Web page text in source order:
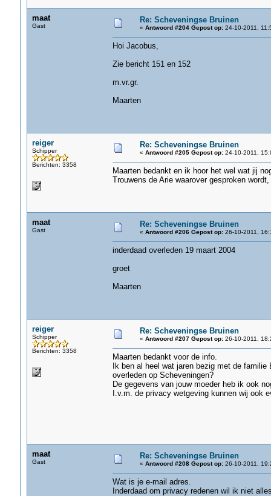
maat
Gast
Re: Scheveningse Bruinen
« Antwoord #204 Gepost op:24-10-2011,
Hoi Jacobus,
Zie bericht 151 en 152
m.vr.gr.
Maarten
reiger
Schipper
Berichten: 3358
Re: Scheveningse Bruinen
« Antwoord #205 Gepost op:24-10-2011,
Maarten bedankt en ik hoor het wel wat jij
Trouwens de Arie waarover gesproken
maat
Gast
Re: Scheveningse Bruinen
« Antwoord #206 Gepost op:26-10-2011,
inderdaad overleden 19 maart 2004
groet
Maarten
reiger
Schipper
Berichten: 3358
Re: Scheveningse Bruinen
« Antwoord #207 Gepost op:26-10-2011,
Maarten bedankt voor de info.
Ik ben al heel wat jaren bezig met de
overleden op Scheveningen?
De gegevens van jouw moeder heb ik ook
I.v.m. de privacy wetgeving kunnen wij ook
maat
Gast
Re: Scheveningse Bruinen
« Antwoord #208 Gepost op:26-10-2011,
Wat is je e-mail adres.
Inderdaad om privacy redenen wil ik niet